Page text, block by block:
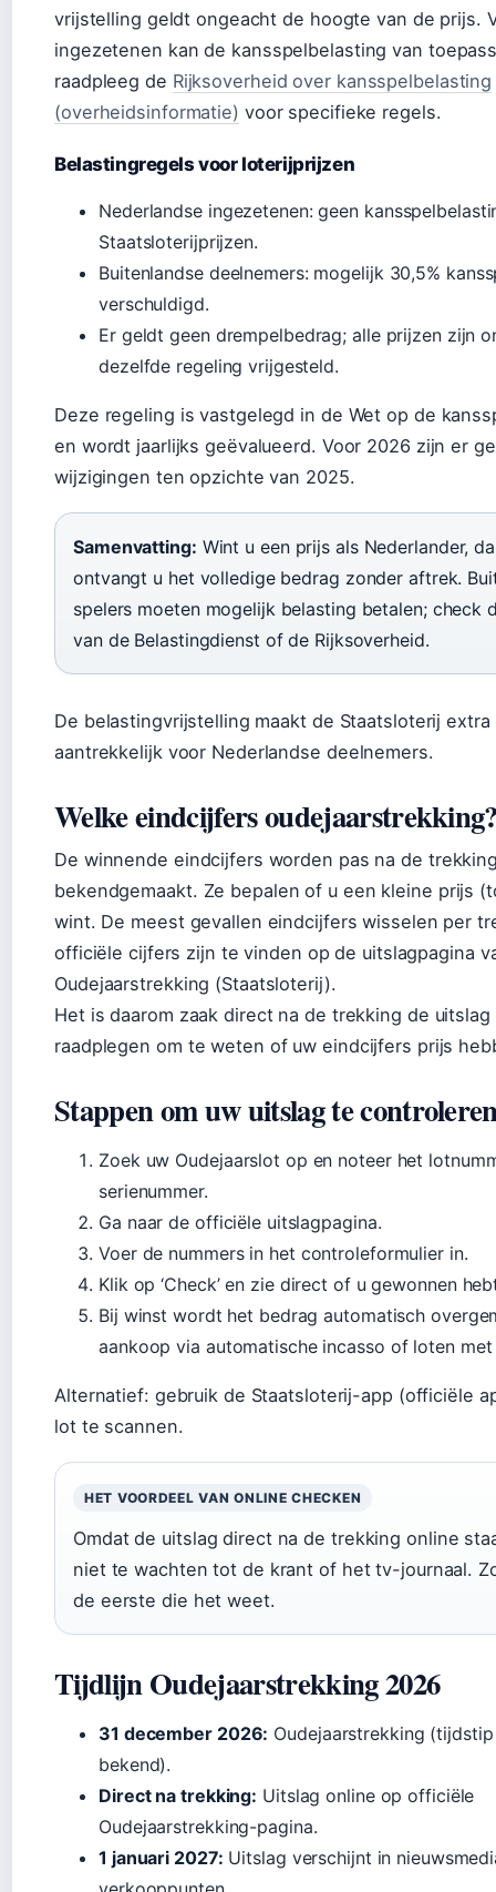
vrijstelling geldt ongeacht de hoogte van de prijs.
ingezetenen kan de kansspelbelasting van
raadpleeg de Rijksoverheid over kansspelbelasting
(overheidsinformatie) voor specifieke regels.
Belastingregels voor loterijprijzen
Nederlandse ingezetenen: geen
Staatsloterijprijzen.
Buitenlandse deelnemers: mogelijk 30,5%
verschuldigd.
Er geldt geen drempelbedrag; alle prijzen zijn
dezelfde regeling vrijgesteld.
Deze regeling is vastgelegd in de Wet op de
en wordt jaarlijks geëvalueerd. Voor 2026 zijn er
wijzigingen ten opzichte van 2025.
Samenvatting: Wint u een prijs als Nederlander,
ontvangt u het volledige bedrag zonder aftrek.
spelers moeten mogelijk belasting betalen; check
van de Belastingdienst of de Rijksoverheid.
De belastingvrijstelling maakt de Staatsloterij extra
aantrekkelijk voor Nederlandse deelnemers.
Welke eindcijfers
De winnende eindcijfers worden pas na de
bekendgemaakt. Ze bepalen of u een kleine prijs
wint. De meest gevallen eindcijfers wisselen per
officiële cijfers zijn te vinden op de uitslagpagina
Oudejaarstrekking (Staatsloterij).
Het is daarom zaak direct na de trekking de uitslag
raadplegen om te weten of uw eindcijfers prijs
Stappen om uw uitslag te
Zoek uw Oudejaarslot op en noteer het
serienummer.
Ga naar de officiële uitslagpagina.
Voer de nummers in het controleformulier in.
Klik op ‘Check’ en zie direct of u gewonnen
Bij winst wordt het bedrag automatisch
aankoop via automatische incasso of loten
Alternatief: gebruik de Staatsloterij-app (officiële
lot te scannen.
HET VOORDEEL VAN ONLINE CHECKEN
Omdat de uitslag direct na de trekking online
niet te wachten tot de krant of het tv-journaal.
de eerste die het weet.
Tijdlijn Oudejaarstrekking 2026
31 december 2026: Oudejaarstrekking
bekend).
Direct na trekking: Uitslag online op officiële
Oudejaarstrekking-pagina.
1 januari 2027: Uitslag verschijnt in